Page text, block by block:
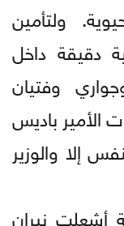
ولتأمين
دقيقة داخل
وفتيان
الأمير باديس
إلا والوزير
أشعلت نيران